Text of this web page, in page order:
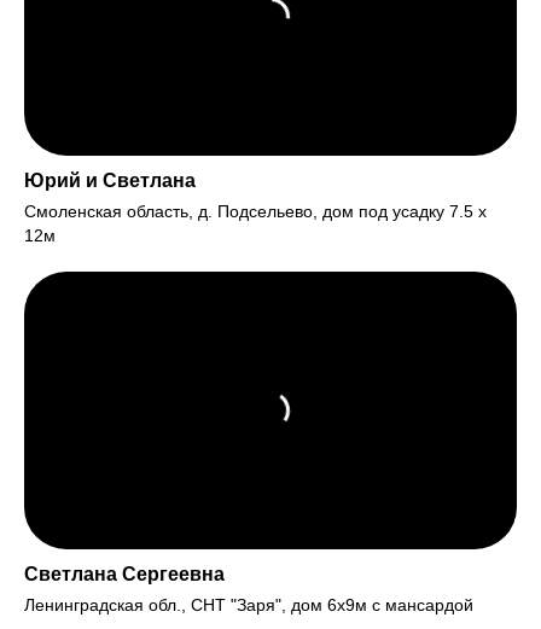
Юрий и Светлана
Смоленская область, д. Подсельево, дом под усадку 7.5 х
12м
Светлана Сергеевна
Ленинградская обл., СНТ "Заря", дом 6х9м с мансардой